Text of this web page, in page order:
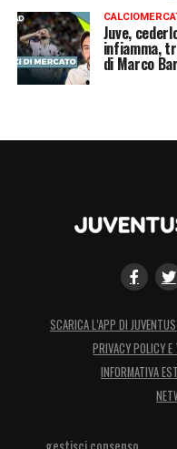
Juve,
infiamma,
di Marco
SCARICA L’APP DI
PRIVACY POLICY
INFORMATIVA